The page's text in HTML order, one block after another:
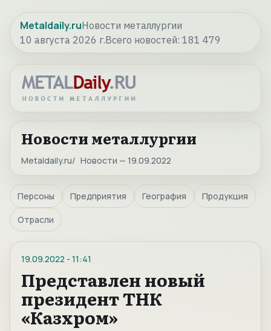
Metaldaily.ruНовости металлургии
10 августа 2026 г.Всего новостей: 181 479
Новости металлургии
Metaldaily.ru Новости — 19.09.2022
Персоны Предприятия География Продукция
Отрасли
19.09.2022 - 11:41
Представлен новый
президент ТНК
«Казхром»